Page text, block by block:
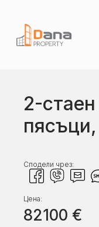
2-
Сподели чрез:
Цена:
82100 €